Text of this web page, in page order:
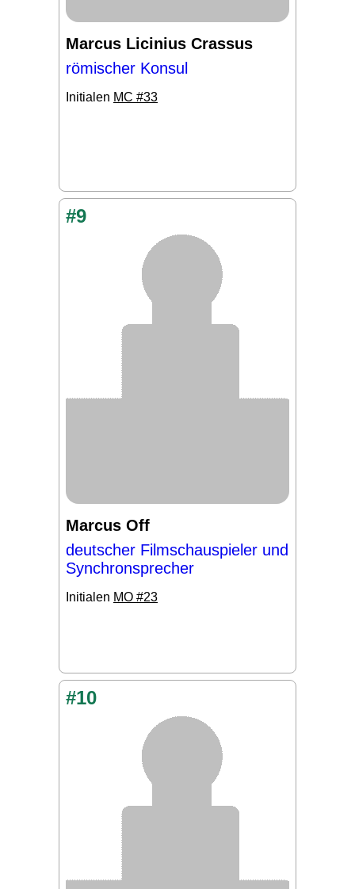
Marcus Licinius Crassus
römischer Konsul
Initialen MC #33
#9
Marcus Off
deutscher Filmschauspieler und
Synchronsprecher
Initialen MO #23
#10